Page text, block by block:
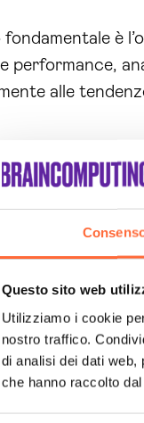
Questo sito web
Utilizziamo i cookie
nostro traffico.
di analisi dei dati web,
che hanno raccolto
è
performance,
alle
è una
le aree di
ogni azione
per la
e sa come
la tuaazienda
delle tue
Brain
** può